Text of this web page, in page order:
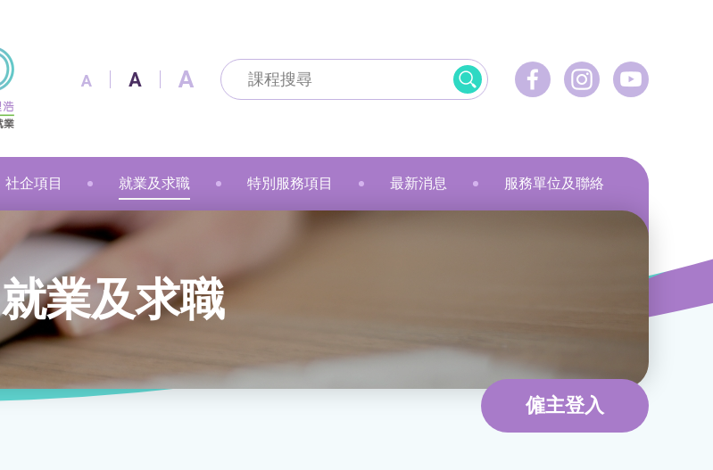
A A A
金融財務
中醫保健
美髮
教育康體
個人素養
健康護理
美容
健康護理
社會服務
環境服務
職業語文
職業語文
商業
動物保健
美容
車縫
押花手作
蠟燭
小廚神學堂
Sweet Heart 甜品工房
社企項目
寵愛軒
麥理浩餐廳
融藝工房
融藝坊
就業及求職
就業及求職
最新資訊 / 招聘會
求職錦囊
僱主及企業服務
特別服務項目 最新消息 服務單位及聯絡
就業及求職
僱主登入